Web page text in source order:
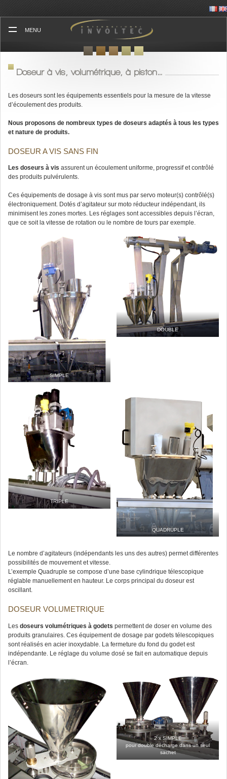
MENU
Doseur à vis, volumétrique, à piston…
Les doseurs sont les équipements essentiels pour la mesure de la vitesse
d’écoulement des produits.
Nous proposons de nombreux types de doseurs adaptés à tous les types
et nature de produits.
DOSEUR A VIS SANS FIN
Les doseurs à vis assurent un écoulement uniforme, progressif et contrôlé
des produits pulvérulents.
Ces équipements de dosage à vis sont mus par servo moteur(s) contrôlé(s)
électroniquement. Dotés d’agitateur sur moto réducteur indépendant, ils
minimisent les zones mortes. Les réglages sont accessibles depuis l’écran,
que ce soit la vitesse de rotation ou le nombre de tours par exemple.
SIMPLE
DOUBLE
TRIPLE
QUADRUPLE
Le nombre d’agitateurs (indépendants les uns des autres) permet différentes
possibilités de mouvement et vitesse.
L’exemple Quadruple se compose d’une base cylindrique télescopique
réglable manuellement en hauteur. Le corps principal du doseur est
oscillant.
DOSEUR VOLUMETRIQUE
Les doseurs volumétriques à godets permettent de doser en volume des
produits granulaires. Ces équipement de dosage par godets télescopiques
sont réalisés en acier inoxydable. La fermeture du fond du godet est
indépendante. Le réglage du volume dosé se fait en automatique depuis
l’écran.
2 x SIMPLE
pour double décharge dans un seul
sachet